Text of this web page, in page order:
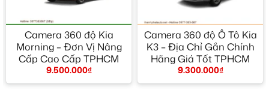
Camera 360 độ Kia
Morning – Đơn Vị Nâng
Cấp Cao Cấp TPHCM
9.500.000₫
Camera 360 độ Ô Tô Kia
K3 – Địa Chỉ Gắn Chính
Hãng Giá Tốt TPHCM
9.300.000₫